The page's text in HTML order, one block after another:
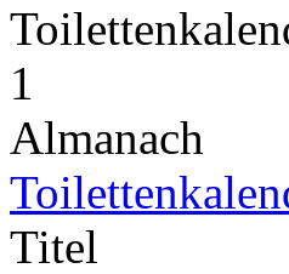
1
Almanach
Titel